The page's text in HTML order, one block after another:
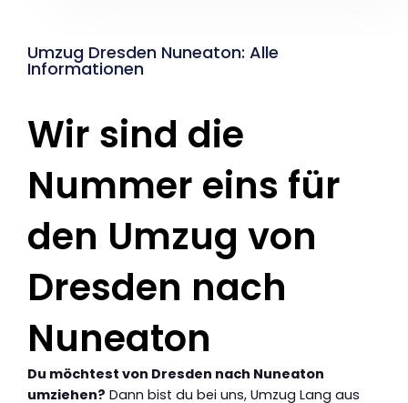
Umzug Dresden Nuneaton: Alle
Informationen
Wir sind die
Nummer eins für
den Umzug von
Dresden nach
Nuneaton
Du möchtest von Dresden nach Nuneaton
umziehen? Dann bist du bei uns, Umzug Lang aus